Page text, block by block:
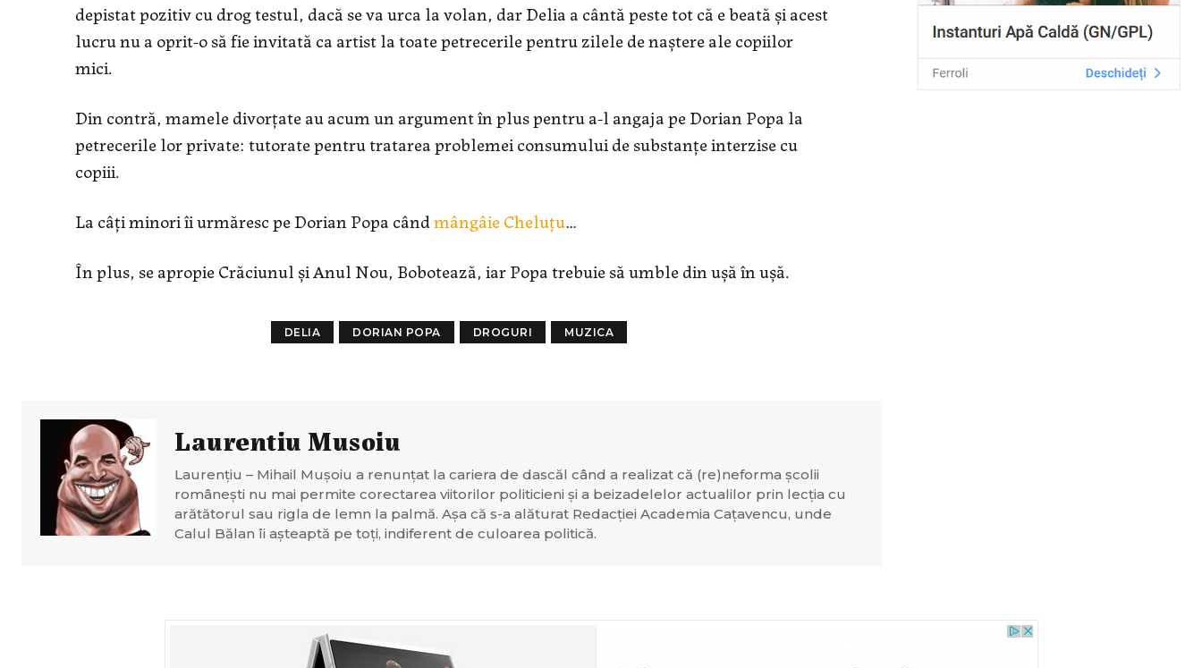
depistat pozitiv cu drog testul, dacă se va urca la volan, dar Delia a cântă peste tot că e beată și acest
lucru nu a oprit-o să fie invitată ca artist la toate petrecerile pentru zilele de naștere ale copiilor
mici.
Din contră, mamele divorțate au acum un argument în plus pentru a-l angaja pe Dorian Popa la
petrecerile lor private: tutorate pentru tratarea problemei consumului de substanțe interzise cu
copiii.
La câți minori îi urmăresc pe Dorian Popa cândmângâie Cheluțu…
În plus, se apropie Crăciunul și Anul Nou, Bobotează, iar Popa trebuie să umble din ușă în ușă.
DELIA DORIAN POPA DROGURI MUZICA
Laurentiu Musoiu
Laurențiu – Mihail Mușoiu a renunțat la cariera de dascăl când a realizat că (re)neforma școlii
românești nu mai permite corectarea viitorilor politicieni și a beizadelelor actualilor prin lecția cu
arătătorul sau rigla de lemn la palmă. Așa că s-a alăturat Redacției Academia Cațavencu, unde
Calul Bălan îi așteaptă pe toți, indiferent de culoarea politică.